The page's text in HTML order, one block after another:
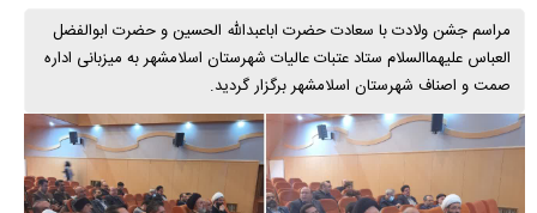
مراسم جشن ولادت با سعادت حضرت اباعبدالله الحسین و حضرت ابوالفضل
العباس علیهماالسلام ستاد عتبات عالیات شهرستان اسلامشهر به میزبانی اداره
صمت و اصناف شهرستان اسلامشهر برگزار گردید.